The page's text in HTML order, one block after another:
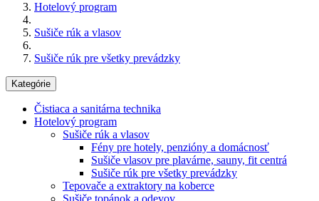
Hotelový program
Sušiče rúk a vlasov
Sušiče rúk pre všetky prevádzky
Kategórie
Čistiaca a sanitárna technika
Hotelový program
Sušiče rúk a vlasov
Fény pre hotely, penzióny a domácnosť
Sušiče vlasov pre plavárne, sauny, fit centrá
Sušiče rúk pre všetky prevádzky
Tepovače a extraktory na koberce
Sušiče topánok a odevov